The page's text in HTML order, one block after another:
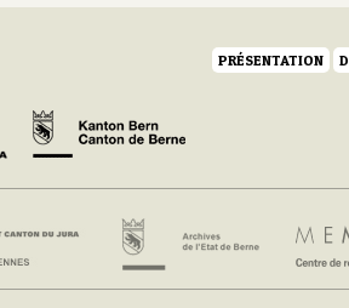
PRÉSENTATION